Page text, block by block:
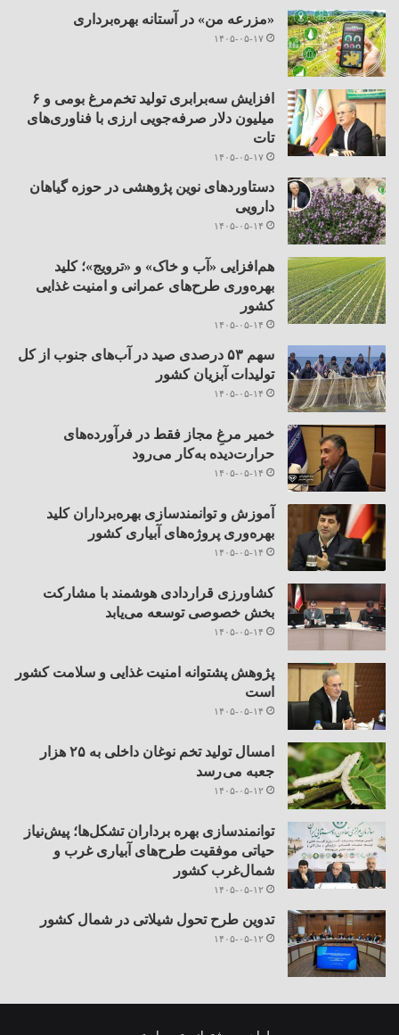
«مزرعه من» در آستانه بهره‌برداری
۱۴۰۵-۰۵-۱۷
افزایش سه‌برابری تولید تخم‌مرغ بومی و ۶
میلیون دلار صرفه‌جویی ارزی با فناوری‌های
تات
۱۴۰۵-۰۵-۱۷
دستاوردهای نوین پژوهشی در حوزه گیاهان
دارویی
۱۴۰۵-۰۵-۱۴
هم‌افزایی «آب و خاک» و «ترویج»؛ کلید
بهره‌وری طرح‌های عمرانی و امنیت غذایی
کشور
۱۴۰۵-۰۵-۱۴
سهم ۵۳ درصدی صید در آب‌های جنوب از کل
تولیدات آبزیان کشور
۱۴۰۵-۰۵-۱۴
خمیر مرغِ مجاز فقط در فرآورده‌های
حرارت‌دیده به‌کار می‌رود
۱۴۰۵-۰۵-۱۴
آموزش و توانمندسازی بهره‌برداران کلید
بهره‌وری پروژه‌های آبیاری کشور
۱۴۰۵-۰۵-۱۴
کشاورزی قراردادی هوشمند با مشارکت
بخش خصوصی توسعه می‌یابد
۱۴۰۵-۰۵-۱۴
پژوهش پشتوانه امنیت غذایی و سلامت کشور
است
۱۴۰۵-۰۵-۱۴
امسال تولید تخم نوغان داخلی به ۲۵ هزار
جعبه می رسد
۱۴۰۵-۰۵-۱۲
توانمندسازی بهره برداران تشکل‌ها؛ پیش‌نیاز
حیاتی موفقیت طرح‌های آبیاری غرب و
شمال‌غرب کشور
۱۴۰۵-۰۵-۱۲
تدوین طرح تحول شیلاتی در شمال کشور
۱۴۰۵-۰۵-۱۲